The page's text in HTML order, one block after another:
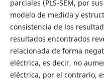
parciales (PLS-SEM, por
modelo de medida y
consistencia de los
resultados encontrados
relacionada de forma
eléctrica, es decir, no
eléctrica, por el contrario,